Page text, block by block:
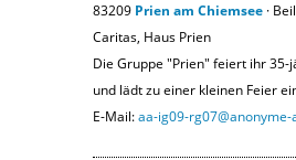
83209 Prien am Chiemsee ·
Caritas, Haus Prien
Die Gruppe "Prien" feiert ihr 35-
und lädt zu einer kleinen Feier
E-Mail:aa-ig09-